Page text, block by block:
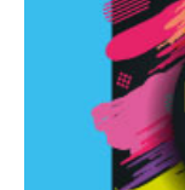
Rassegna